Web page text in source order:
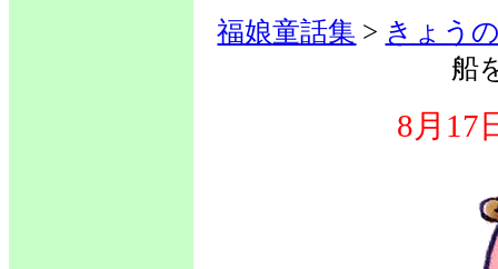
福娘童話集 > きょう
船
8月17